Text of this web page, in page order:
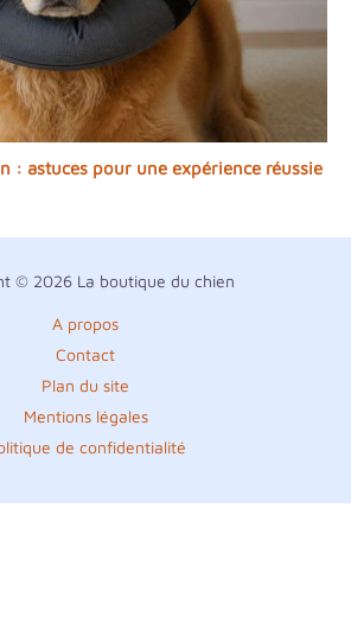
: astuces pour une expérience réussie
© 2026 La boutique du chien
A propos
Contact
Plan du site
Mentions légales
de confidentialité